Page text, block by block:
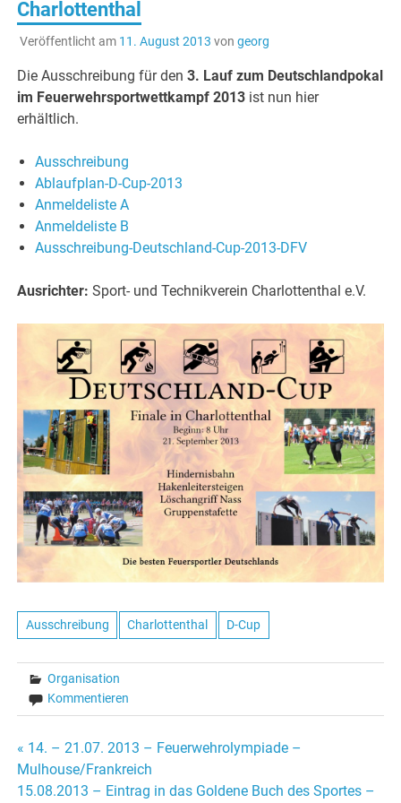
Charlottenthal
Veröffentlicht am 11. August 2013 von georg
Die Ausschreibung für den3. Lauf zum Deutschlandpokal
im Feuerwehrsportwettkampf 2013 ist nun hier
erhältlich.
Ausschreibung
Ablaufplan-D-Cup-2013
Anmeldeliste A
Anmeldeliste B
Ausschreibung-Deutschland-Cup-2013-DFV
Ausrichter: Sport- und Technikverein Charlottenthal e.V.
Ausschreibung Charlottenthal D-Cup
Organisation
Kommentieren
Beitragsnavigation
« 14. – 21.07. 2013 – Feuerwehrolympiade –
Mulhouse/Frankreich
15.08.2013 – Eintrag in das Goldene Buch des Sportes –